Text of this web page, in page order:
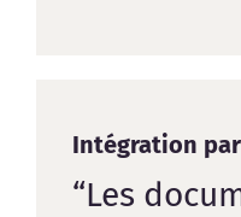
Intégration
“Les